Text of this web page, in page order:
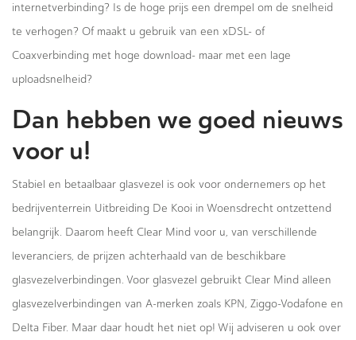
internetverbinding? Is de hoge prijs een drempel om de snelheid
te verhogen? Of maakt u gebruik van een xDSL- of
Coaxverbinding met hoge download- maar met een lage
uploadsnelheid?
Dan hebben we goed nieuws
voor u!
Stabiel en betaalbaar glasvezel is ook voor ondernemers op het
bedrijventerrein Uitbreiding De Kooi in Woensdrecht ontzettend
belangrijk. Daarom heeft Clear Mind voor u, van verschillende
leveranciers, de prijzen achterhaald van de beschikbare
glasvezelverbindingen. Voor glasvezel gebruikt Clear Mind alleen
glasvezelverbindingen van A-merken zoals KPN, Ziggo-Vodafone en
Delta Fiber. Maar daar houdt het niet op! Wij adviseren u ook over